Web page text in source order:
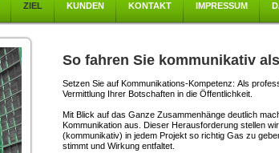
ZIEL KUNDEN KONTAKT IMPRESSUM
So fahren Sie kommunikativ
Setzen Sie auf Kommunikations-Kompetenz: Als
Vermittlung Ihrer Botschaften in die Öffentlichkeit.
Mit Blick auf das Ganze Zusammenhänge deutlich
Kommunikation aus. Dieser Herausforderung stellen
(kommunikativ) in jedem Projekt so richtig Gas zu
stimmt und Wirkung entfaltet.